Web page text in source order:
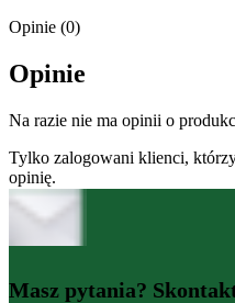
Opinie (0)
Opinie
Na razie nie ma opinii o
Tylko zalogowani klienci,
opinię.
Masz pytania?